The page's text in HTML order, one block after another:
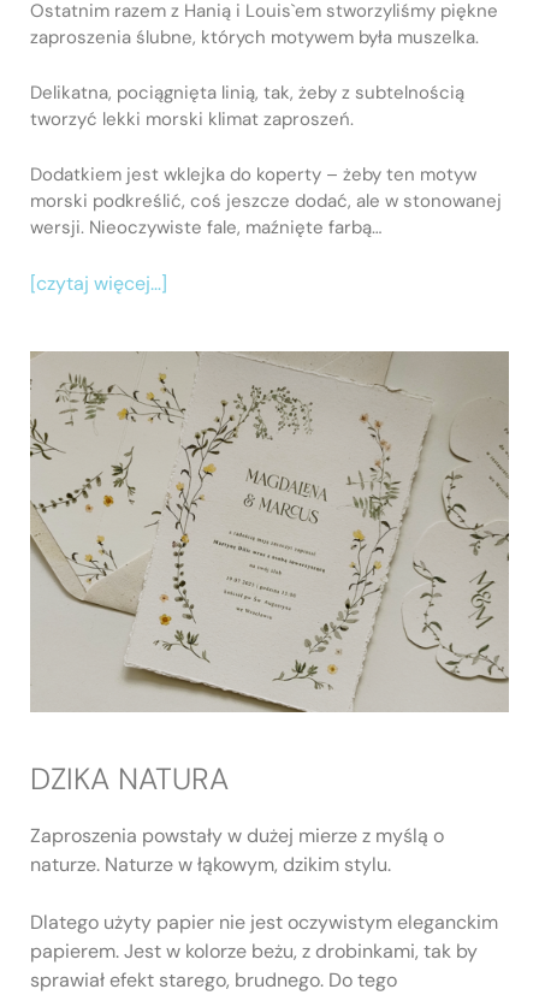
Ostatnim razem z Hanią i Louis`em stworzyliśmy piękne
zaproszenia ślubne, których motywem była muszelka.
Delikatna, pociągnięta linią, tak, żeby z subtelnością
tworzyć lekki morski klimat zaproszeń.
Dodatkiem jest wklejka do koperty – żeby ten motyw
morski podkreślić, coś jeszcze dodać, ale w stonowanej
wersji. Nieoczywiste fale, maźnięte farbą…
[czytaj więcej…]
DZIKA NATURA
Zaproszenia powstały w dużej mierze z myślą o
naturze. Naturze w łąkowym, dzikim stylu.
Dlatego użyty papier nie jest oczywistym eleganckim
papierem. Jest w kolorze beżu, z drobinkami, tak by
sprawiał efekt starego, brudnego. Do tego